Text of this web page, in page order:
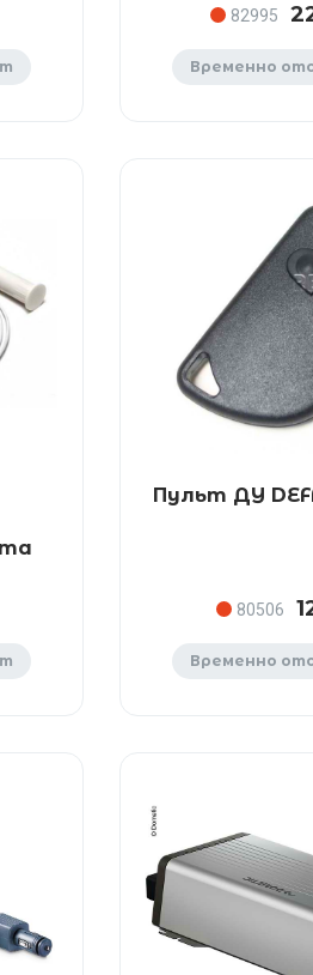
82995
Временно
Пульт ДУ
80506
Временно